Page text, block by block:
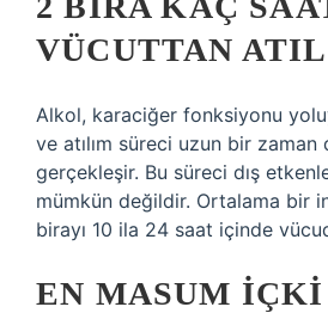
VÜCUTTAN
Alkol, karaciğer fonksiyonu
ve atılım süreci uzun bir zaman
gerçekleşir. Bu süreci dış
mümkün değildir. Ortalama bir
birayı 10 ila 24 saat içinde
EN MASUM IÇKI